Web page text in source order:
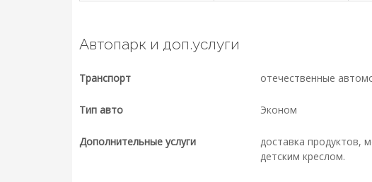
Автопарк и доп.услуги
Транспорт отечественные
Тип авто Эконом
Дополнительные услуги
доставка продуктов,
детским креслом.